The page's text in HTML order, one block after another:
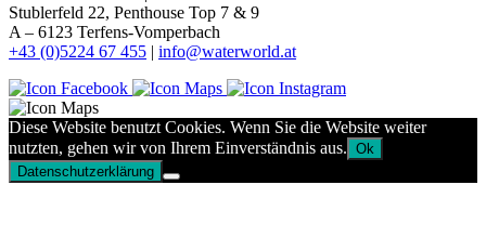
Stublerfeld 22, Penthouse Top 7 & 9
A – 6123 Terfens-Vomperbach
+43 (0)5224 67 455 | info@waterworld.at
Diese Website benutzt Cookies. Wenn Sie die Website weiter
nutzten, gehen wir von Ihrem Einverständnis aus. Ok
Datenschutzerklärung